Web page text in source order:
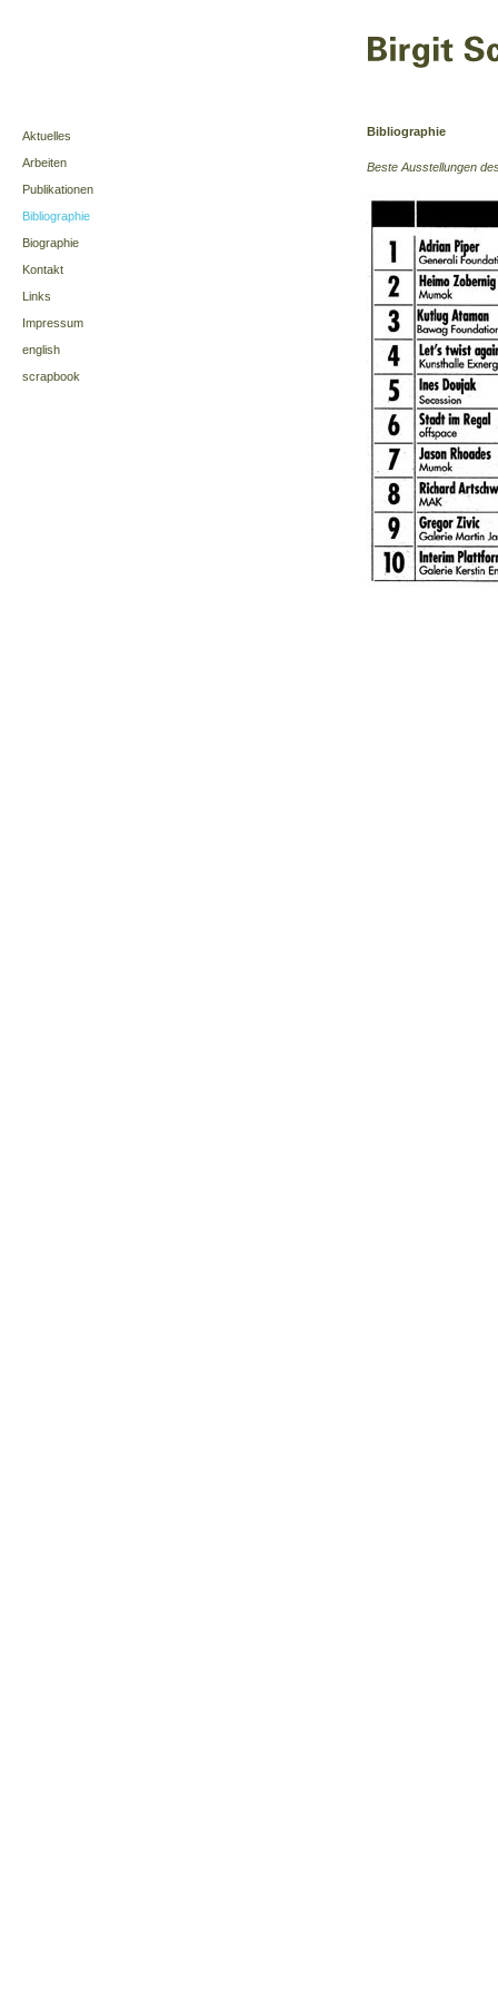
Aktuelles
Arbeiten
Publikationen
Bibliographie
Biographie
Kontakt
Links
Impressum
english
scrapbook
Bibliographie
Beste Ausstellungen